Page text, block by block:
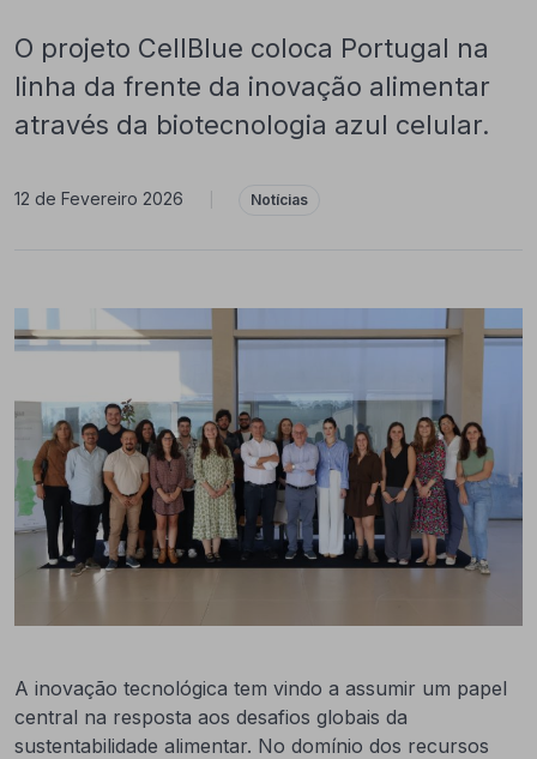
O projeto CellBlue coloca Portugal na
linha da frente da inovação alimentar
através da biotecnologia azul celular.
12 de Fevereiro 2026 Notícias
A inovação tecnológica tem vindo a assumir um papel
central na resposta aos desafios globais da
sustentabilidade alimentar. No domínio dos recursos